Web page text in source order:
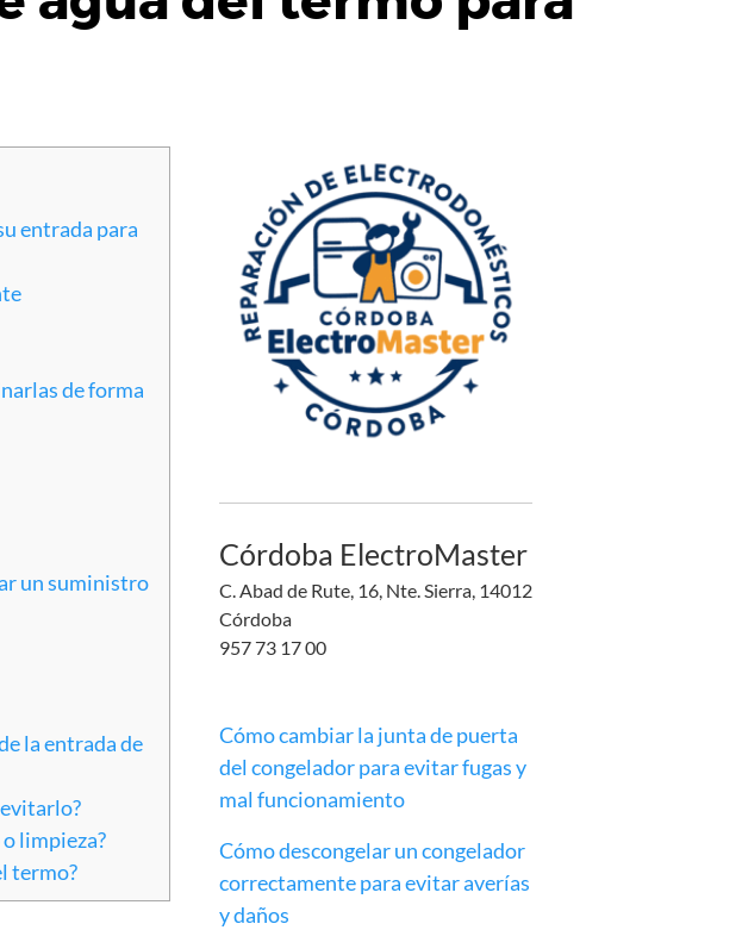
entrada para
de forma
un suministro
la entrada de
limpieza?
termo?
Córdoba ElectroMaster
C. Abad de Rute, 16, Nte. Sierra, 14012
Córdoba
957 73 17 00
Cómo cambiar la junta de puerta
del congelador para evitar fugas y
mal funcionamiento
Cómo descongelar un congelador
correctamente para evitar averías
y daños